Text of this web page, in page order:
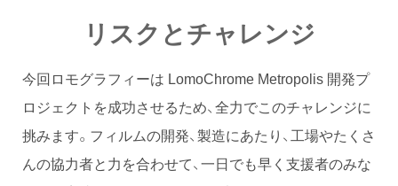
リスクとチャレンジ
今回ロモグラフィーは LomoChrome Metropolis 開発プ
ロジェクトを成功させるため、全力でこのチャレンジに
挑みます。フィルムの開発、製造にあたり、工場やたくさ
んの協力者と力を合わせて、一日でも早く支援者のみな